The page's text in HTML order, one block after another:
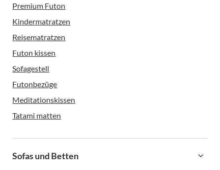
Premium Futon
Kindermatratzen
Reisematratzen
Futon kissen
Sofagestell
Futonbezüge
Meditationskissen
Tatami matten
Sofas und Betten